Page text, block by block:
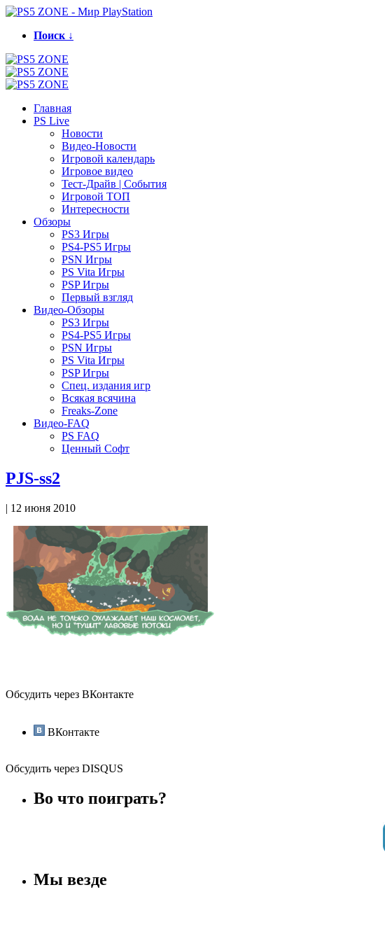
Поиск ↓
Главная
PS Live
Новости
Видео-Новости
Игровой календарь
Игровое видео
Тест-Драйв | События
Игровой ТОП
Интересности
Обзоры
PS3 Игры
PS4-PS5 Игры
PSN Игры
PS Vita Игры
PSP Игры
Первый взгляд
Видео-Обзоры
PS3 Игры
PS4-PS5 Игры
PSN Игры
PS Vita Игры
PSP Игры
Спец. издания игр
Всякая всячина
Freaks-Zone
Видео-FAQ
PS FAQ
Ценный Софт
PJS-ss2
| 12 июня 2010
Обсудить через ВКонтакте
ВКонтакте
Обсудить через DISQUS
Во что поиграть?
Мы везде